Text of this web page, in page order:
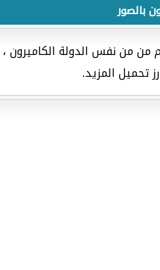
بالصور
من من نفس الدولة
تحميل المزيد.